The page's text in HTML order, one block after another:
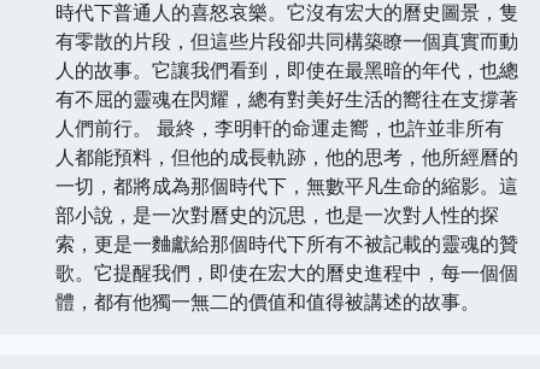
時代下普通人的喜怒哀樂。它沒有宏大的曆史圖景，隻
有零散的片段，但這些片段卻共同構築瞭一個真實而動
人的故事。它讓我們看到，即使在最黑暗的年代，也總
有不屈的靈魂在閃耀，總有對美好生活的嚮往在支撐著
人們前行。 最終，李明軒的命運走嚮，也許並非所有
人都能預料，但他的成長軌跡，他的思考，他所經曆的
一切，都將成為那個時代下，無數平凡生命的縮影。這
部小說，是一次對曆史的沉思，也是一次對人性的探
索，更是一麯獻給那個時代下所有不被記載的靈魂的贊
歌。它提醒我們，即使在宏大的曆史進程中，每一個個
體，都有他獨一無二的價值和值得被講述的故事。